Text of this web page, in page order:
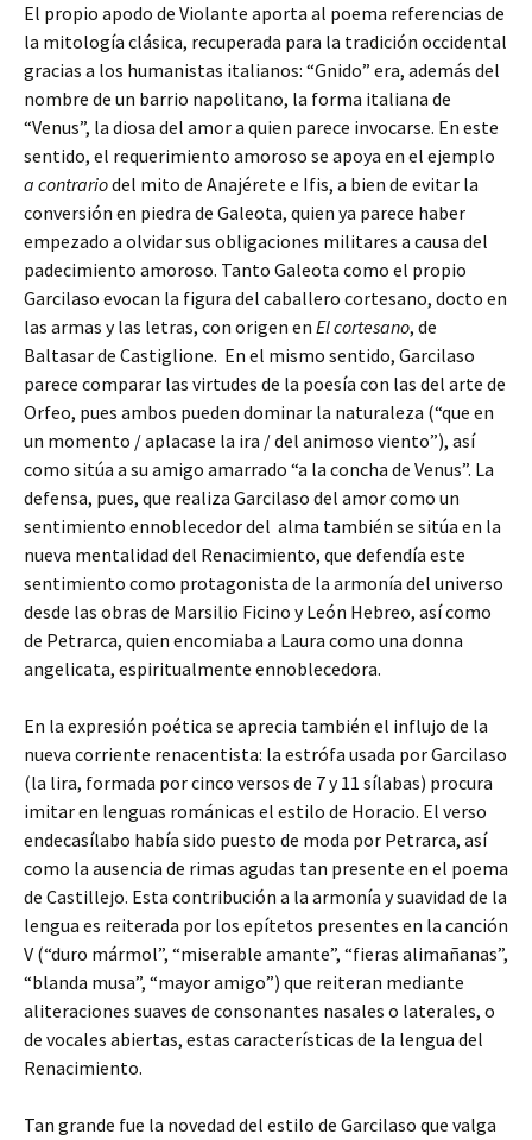
El propio apodo de Violante aporta al poema referencias de
la mitología clásica, recuperada para la tradición occidental
gracias a los humanistas italianos: “Gnido” era, además del
nombre de un barrio napolitano, la forma italiana de
“Venus”, la diosa del amor a quien parece invocarse. En este
sentido, el requerimiento amoroso se apoya en el ejemplo
a contrariodel mito de Anajérete e Ifis, a bien de evitar la
conversión en piedra de Galeota, quien ya parece haber
empezado a olvidar sus obligaciones militares a causa del
padecimiento amoroso. Tanto Galeota como el propio
Garcilaso evocan la figura del caballero cortesano, docto en
las armas y las letras, con origen en El cortesano, de
Baltasar de Castiglione. En el mismo sentido, Garcilaso
parece comparar las virtudes de la poesía con las del arte de
Orfeo, pues ambos pueden dominar la naturaleza (“que en
un momento / aplacase la ira / del animoso viento”), así
como sitúa a su amigo amarrado “a la concha de Venus”. La
defensa, pues, que realiza Garcilaso del amor como un
sentimiento ennoblecedor del alma también se sitúa en la
nueva mentalidad del Renacimiento, que defendía este
sentimiento como protagonista de la armonía del universo
desde las obras de Marsilio Ficino y León Hebreo, así como
de Petrarca, quien encomiaba a Laura como una donna
angelicata, espiritualmente ennoblecedora.
En la expresión poética se aprecia también el influjo de la
nueva corriente renacentista: la estrófa usada por Garcilaso
(la lira, formada por cinco versos de 7 y 11 sílabas) procura
imitar en lenguas románicas el estilo de Horacio. El verso
endecasílabo había sido puesto de moda por Petrarca, así
como la ausencia de rimas agudas tan presente en el poema
de Castillejo. Esta contribución a la armonía y suavidad de la
lengua es reiterada por los epítetos presentes en la canción
V (“duro mármol”, “miserable amante”, “fieras alimañanas”,
“blanda musa”, “mayor amigo”) que reiteran mediante
aliteraciones suaves de consonantes nasales o laterales, o
de vocales abiertas, estas características de la lengua del
Renacimiento.
Tan grande fue la novedad del estilo de Garcilaso que valga